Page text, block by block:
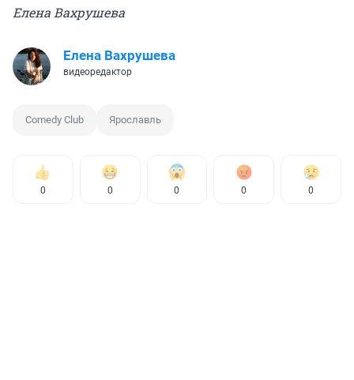
Елена Вахрушева
Елена Вахрушева
видеоредактор
Comedy Club Ярославль
0 0 0 0 0